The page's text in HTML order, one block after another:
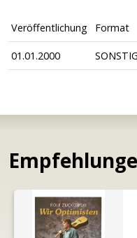
Veröffentlichung Format
01.01.2000